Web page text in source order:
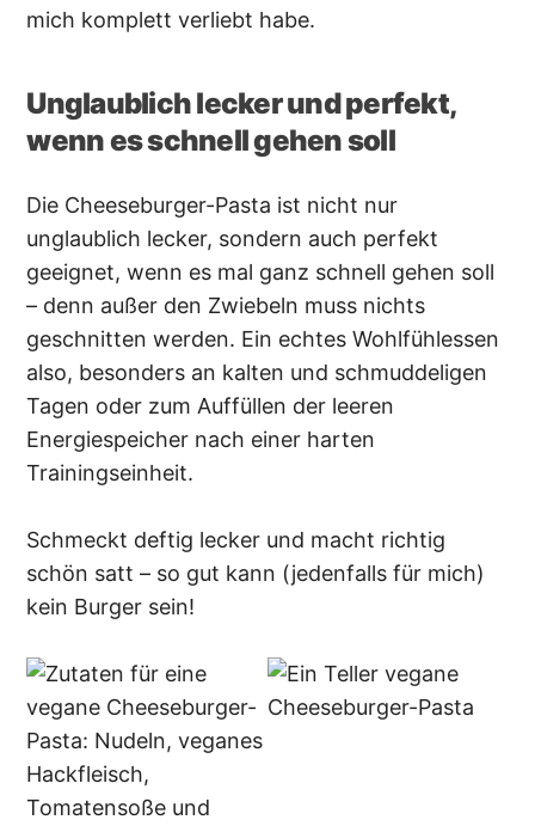
mich komplett verliebt habe.
Unglaublich lecker und perfekt,
wenn es schnell gehen soll
Die Cheeseburger-Pasta ist nicht nur
unglaublich lecker, sondern auch perfekt
geeignet, wenn es mal ganz schnell gehen soll
– denn außer den Zwiebeln muss nichts
geschnitten werden. Ein echtes Wohlfühlessen
also, besonders an kalten und schmuddeligen
Tagen oder zum Auffüllen der leeren
Energiespeicher nach einer harten
Trainingseinheit.
Schmeckt deftig lecker und macht richtig
schön satt – so gut kann (jedenfalls für mich)
kein Burger sein!